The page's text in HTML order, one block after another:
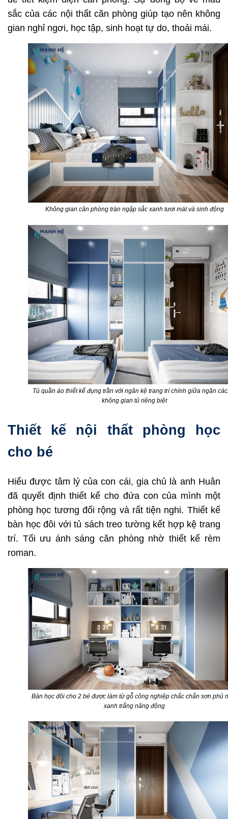
sắc của các nội thất căn phòng giúp tạo nên không
gian nghỉ ngơi, học tập, sinh hoạt tự do, thoải mái.
Không gian căn phòng tràn ngập sắc xanh tươi mát và sinh động
Tủ quần áo thiết kế đụng trần với ngăn kệ trang trí chính giữa ngăn
không gian tủ riêng biệt
Thiết kế nội thất phòng học
cho bé
Hiểu được tâm lý của con cái, gia chủ là anh Huân
đã quyết định thiết kế cho đứa con của mình một
phòng học tương đối rộng và rất tiện nghi. Thiết kế
bàn học đôi với tủ sách treo tường kết hợp kệ trang
trí. Tối ưu ánh sáng căn phòng nhờ thiết kế rèm
roman.
Bàn học đôi cho 2 bé được làm từ gỗ công nghiệp chắc chắn sơn phủ
xanh trắng năng động